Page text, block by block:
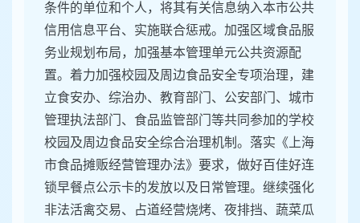
条件的单位和个人，将其有关信息纳入本市公共
信用信息平台、实施联合惩戒。加强区域食品服
务业规划布局，加强基本管理单元公共资源配
置。着力加强校园及周边食品安全专项治理，建
立食安办、综治办、教育部门、公安部门、城市
管理执法部门、食品监管部门等共同参加的学校
校园及周边食品安全综合治理机制。落实《上海
市食品摊贩经营管理办法》要求，做好百佳好连
锁早餐点公示卡的发放以及日常管理。继续强化
非法活禽交易、占道经营烧烤、夜排挡、蔬菜瓜